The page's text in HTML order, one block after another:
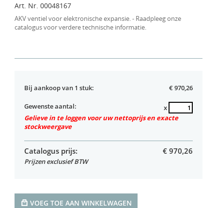
Art. Nr. 00048167
AKV ventiel voor elektronische expansie. - Raadpleeg onze
catalogus voor verdere technische informatie.
Bij aankoop van 1 stuk: € 970,26
Gewenste aantal:
x
Gelieve in te loggen voor uw nettoprijs en exacte
stockweergave
Catalogus prijs:
Prijzen exclusief BTW
€ 970,26
VOEG TOE AAN WINKELWAGEN